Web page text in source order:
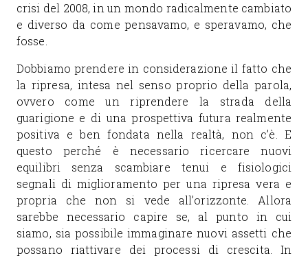
crisi del 2008, in un mondo radicalmente cambiato
e diverso da come pensavamo, e speravamo, che
fosse.
Dobbiamo prendere in considerazione il fatto che
la ripresa, intesa nel senso proprio della parola,
ovvero come un riprendere la strada della
guarigione e di una prospettiva futura realmente
positiva e ben fondata nella realtà, non c’è. E
questo perché è necessario ricercare nuovi
equilibri senza scambiare tenui e fisiologici
segnali di miglioramento per una ripresa vera e
propria che non si vede all’orizzonte. Allora
sarebbe necessario capire se, al punto in cui
siamo, sia possibile immaginare nuovi assetti che
possano riattivare dei processi di crescita. In